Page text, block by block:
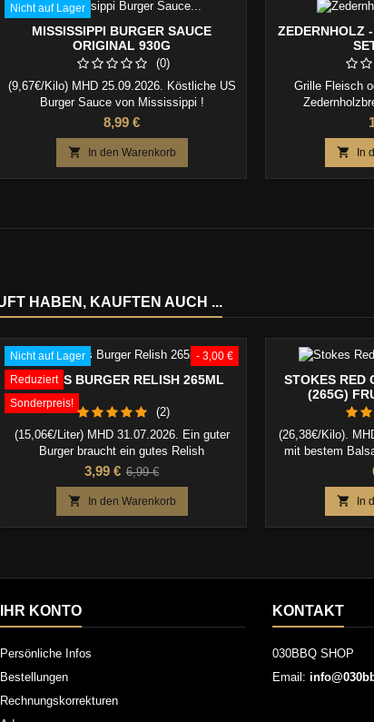
Nicht auf Lager
MISSISSIPPI BURGER SAUCE
ORIGINAL 930G
(0)
(9,67€/Kilo) MHD 25.09.2026. Köstliche US
Burger Sauce von Mississippi !
Preis
8,99 €
 In den Warenkorb
ZEDERNHOLZ
Grille Fleisch
Unterschied
 In
HABEN, KAUFTEN AUCH ...
- 3,00 €
Nicht auf Lager
Reduziert
Sonderpreis!
STOKES BURGER RELISH 265ML
(2)
(15,06€/Liter) MHD 31.07.2026. Ein guter
Burger braucht ein gutes Relish
Preis
3,99 € Verkaufspreis
6,99 €
 In den Warenkorb
STOKES RED
(265G)
(26,38€/Kilo).
mit bestem
Geile
 In
IHR KONTO
Persönliche Infos
Bestellungen
Rechnungskorrekturen
KONTAKT
030BBQ SHOP
Email: